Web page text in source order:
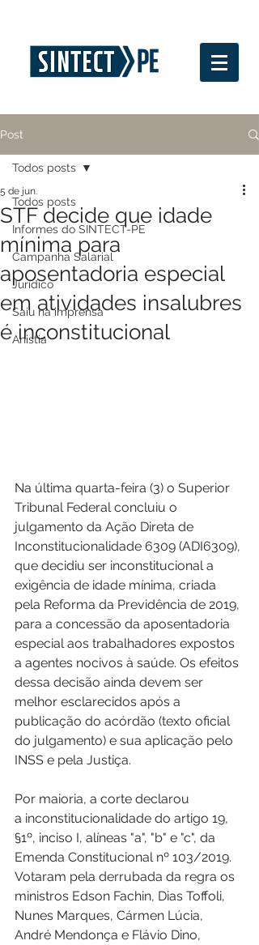
Post
Todos posts
Informes do SINTECT-PE
Campanha Salarial
Jurídico
Saiu na imprensa
Anistia
Todos posts
STF decide que idade
mínima para
aposentadoria especial
em atividades insalubres
é inconstitucional
5 de jun.
Na última quarta-feira (3) o Superior
Tribunal Federal concluiu o
julgamento da Ação Direta de
Inconstitucionalidade 6309 (ADI6309),
que decidiu ser inconstitucional a
exigência de idade mínima, criada
pela Reforma da Previdência de 2019,
para a concessão da aposentadoria
especial aos trabalhadores expostos
a agentes nocivos à saúde. Os efeitos
dessa decisão ainda devem ser
melhor esclarecidos após a
publicação do acórdão (texto oficial
do julgamento) e sua aplicação pelo
INSS e pela Justiça.
Por maioria, a corte declarou
a inconstitucionalidade do artigo 19,
§1º, inciso I, alíneas "a", "b" e "c", da
Emenda Constitucional nº 103/2019.
Votaram pela derrubada da regra os
ministros Edson Fachin, Dias Toffoli,
Nunes Marques, Cármen Lúcia,
André Mendonça e Flávio Dino,